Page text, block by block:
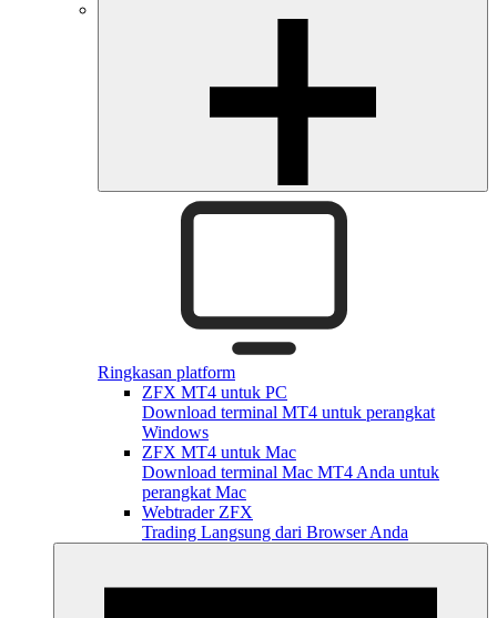
Ringkasan platform
ZFX MT4 untuk PC
Download terminal MT4 untuk perangkat
Windows
ZFX MT4 untuk Mac
Download terminal Mac MT4 Anda untuk
perangkat Mac
Webtrader ZFX
Trading Langsung dari Browser Anda